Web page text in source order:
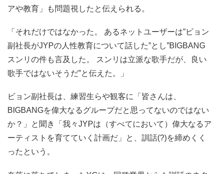
アや教育」も問題視したと伝えられる。
「それだけではなかった。 あるネットユーザーは”ビョン
副社長がJYPの人性教育について話した”とし”BIGBANG
スンリの件も言及した。 スンリは立派な歌手だが、良い
歌手ではないそうだ”と伝えた。」
ビョン副社長は、練習生らや観客に「皆さんは、
BIGBANGを偉大なるグループだと思ってないのではない
か？」と聞き「我々JYPは（すべてにおいて）偉大なるア
ーティストを育てていく計画だ」と、訓話(?)を締めくく
ったという。